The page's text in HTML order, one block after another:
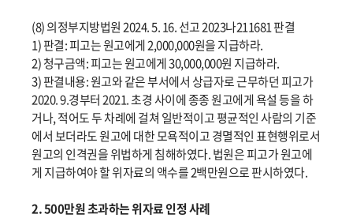
(8) 의정부지방법원 2024. 5. 16. 선고 2023나211681 판결
1) 판결: 피고는 원고에게 2,000,000원을 지급하라.
2) 청구금액: 피고는 원고에게 30,000,000원 지급하라.
3) 판결내용: 원고와 같은 부서에서 상급자로 근무하던 피고가
2020. 9.경부터 2021. 초경 사이에 종종 원고에게 욕설 등을 하
거나, 적어도 두 차례에 걸쳐 일반적이고 평균적인 사람의 기준
에서 보더라도 원고에 대한 모욕적이고 경멸적인 표현행위로서
원고의 인격권을 위법하게 침해하였다. 법원은 피고가 원고에
게 지급하여야 할 위자료의 액수를 2백만원으로 판시하였다.
2. 500만원 초과하는 위자료 인정 사례